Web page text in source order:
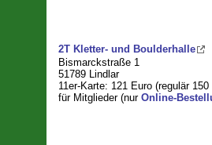
2T Kletter- und Boulderhalle
Bismarckstraße 1
51789 Lindlar
11er-Karte: 121 Euro (regulär 150
für Mitglieder (nur Online-